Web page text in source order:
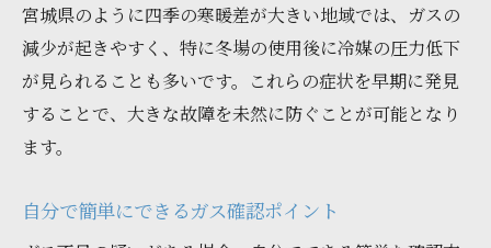
宮城県のように四季の寒暖差が大きい地域では、ガスの
減少が起きやすく、特に冬場の使用後に冷媒の圧力低下
が見られることも多いです。これらの症状を早期に発見
することで、大きな故障を未然に防ぐことが可能となり
ます。
自分で簡単にできるガス確認ポイント